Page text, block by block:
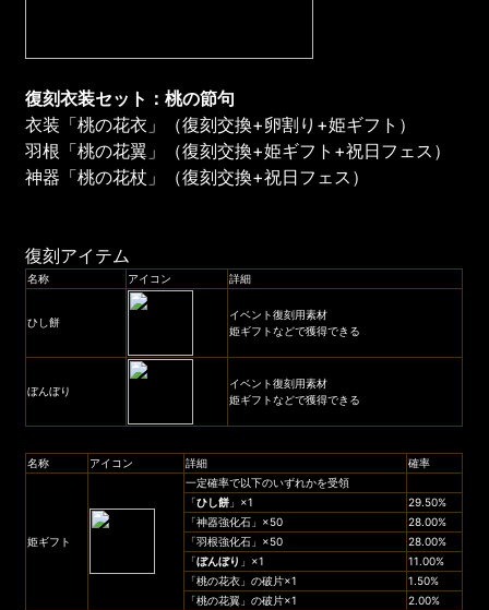
復刻衣装セット：桃の節句
衣装「桃の花衣」（復刻交換+卵割り+姫ギフト）
羽根「桃の花翼」（復刻交換+姫ギフト+祝日フェス）
神器「桃の花杖」（復刻交換+祝日フェス）
復刻アイテム
名称 アイコン 詳細
ひし餅
イベント復刻用素材
姫ギフトなどで獲得できる
ぼんぼり
イベント復刻用素材
姫ギフトなどで獲得できる
名称 アイコン 詳細 確率
姫ギフト
一定確率で以下のいずれかを受領
「ひし餅 」×1
29.50%
「神器強化石」×50
28.00%
「羽根強化石」×50
28.00%
「ぼんぼり 」×1
11.00%
「桃の花衣」の破片×1
1.50%
「桃の花翼」の破片×1
2.00%